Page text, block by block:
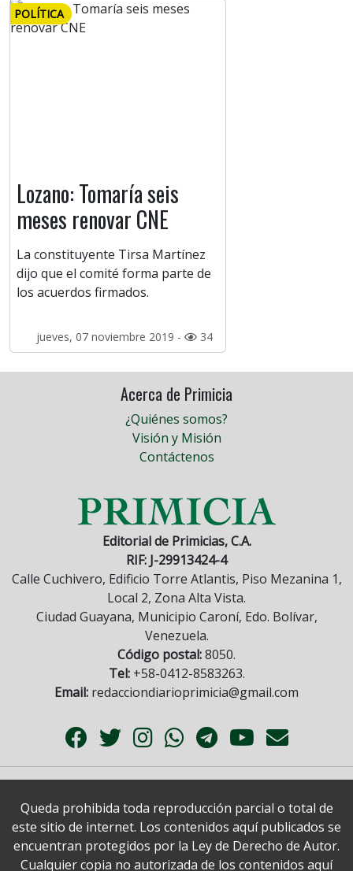
POLÍTICA
Lozano: Tomaría seis
meses renovar CNE
La constituyente Tirsa Martínez
dijo que el comité forma parte de
los acuerdos firmados.
jueves, 07 noviembre 2019 - 34
Acerca de Primicia
¿Quiénes somos?
Visión y Misión
Contáctenos
Editorial de Primicias, C.A.
RIF: J-29913424-4
Calle Cuchivero, Edificio Torre Atlantis, Piso Mezanina 1,
Local 2, Zona Alta Vista.
Ciudad Guayana, Municipio Caroní, Edo. Bolívar,
Venezuela.
Código postal:8050.
Tel:+58-0412-8583263.
Email: redacciondiarioprimicia@gmail.com
Queda prohibida toda reproducción parcial o total de
este sitio de internet. Los contenidos aquí publicados se
encuentran protegidos por la Ley de Derecho de Autor.
Cualquier copia no autorizada de los contenidos aquí